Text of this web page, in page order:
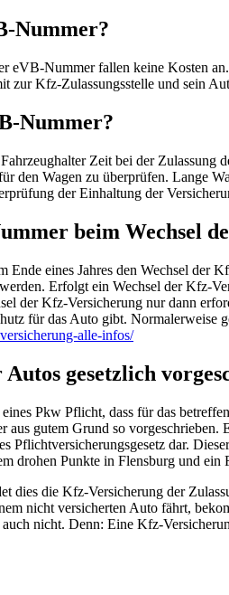
Nummer?
eVB-Nummer fallen keine Kosten
zur Kfz-Zulassungsstelle und sein
Nummer?
Zeit bei der Zulassung
den Wagen zu überprüfen. Lange
der Einhaltung der
beim Wechsel
Ende eines Jahres den Wechsel
Erfolgt ein Wechsel der Kfz-
der Kfz-Versicherung nur dann
für das Auto gibt. Normalerweise
alle-infos/
gesetzlich
Pkw Pflicht, dass für das
aus gutem Grund so
Pflichtversicherungsgesetz dar.
drohen Punkte in Flensburg und ein
dies die Kfz-Versicherung der
nicht versicherten Auto fährt,
nicht. Denn: Eine Kfz-